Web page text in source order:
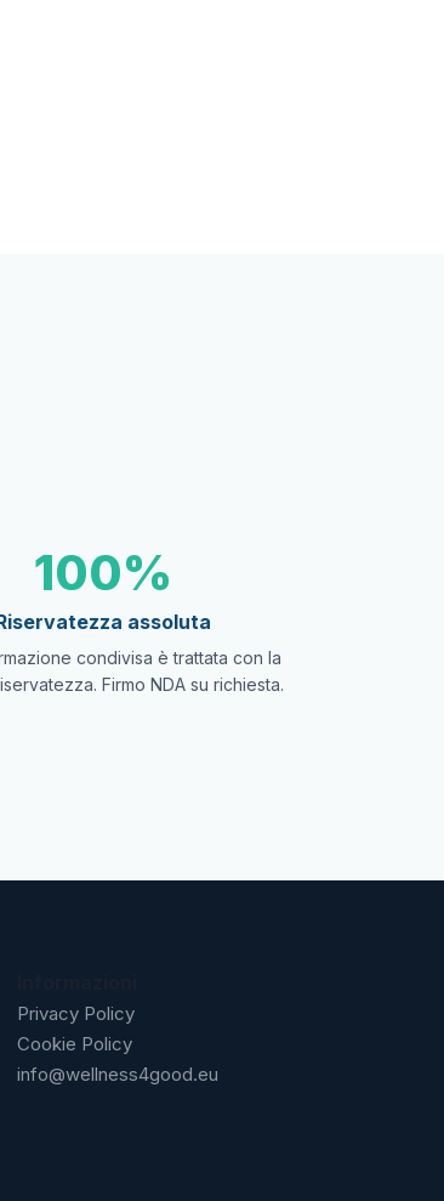
100%
assoluta
condivisa è trattata con la
Firmo NDA su richiesta.
Privacy Policy
Cookie Policy
info@wellness4good.eu